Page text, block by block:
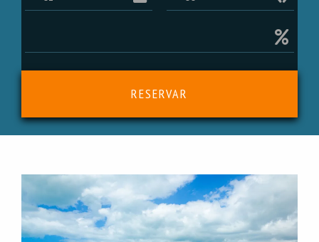
RESERVAR